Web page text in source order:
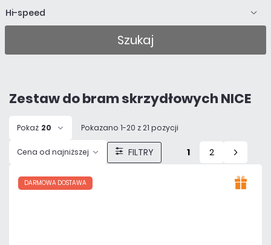
Hi-speed
Szukaj
Zestaw do bram skrzydłowych NICE
Pokaż 20 Pokazano 1-20 z 21 pozycji
Cena od najniższej 1 2
FILTRY
DARMOWA DOSTAWA